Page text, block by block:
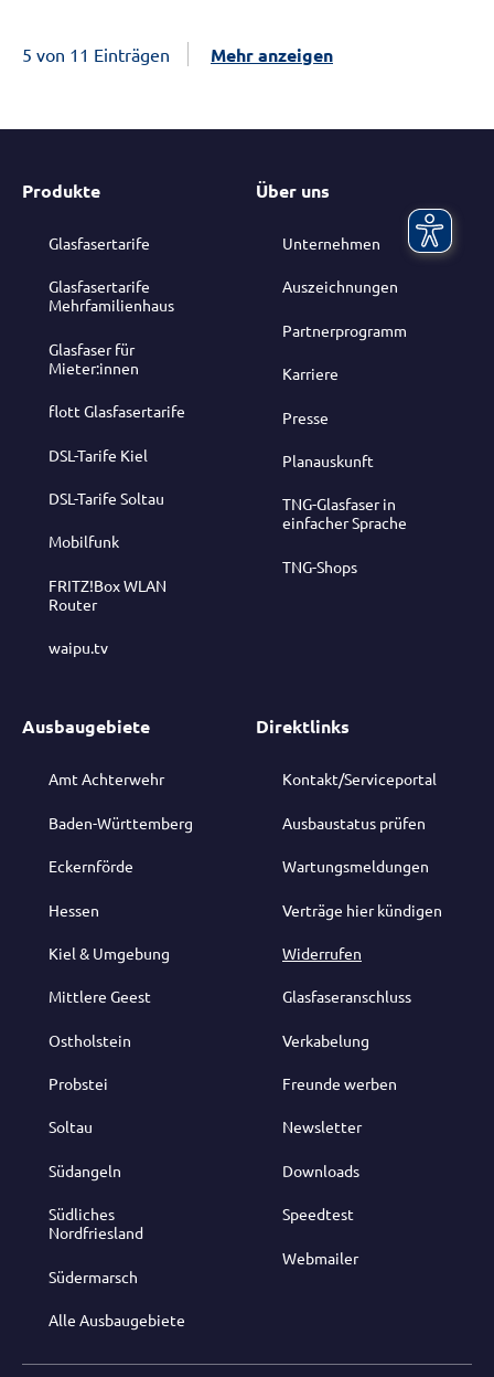
5 von 11 Einträgen Mehr anzeigen
Produkte
Glasfasertarife
Glasfasertarife
Mehrfamilienhaus
Glasfaser für
Mieter:innen
flott Glasfasertarife
DSL-Tarife Kiel
DSL-Tarife Soltau
Mobilfunk
FRITZ!Box WLAN
Router
waipu.tv
Über uns
Unternehmen
Auszeichnungen
Partnerprogramm
Karriere
Presse
Planauskunft
TNG-Glasfaser in
einfacher Sprache
TNG-Shops
Ausbaugebiete
Amt Achterwehr
Baden-Württemberg
Eckernförde
Hessen
Kiel & Umgebung
Mittlere Geest
Ostholstein
Probstei
Soltau
Südangeln
Südliches
Nordfriesland
Südermarsch
Alle Ausbaugebiete
Direktlinks
Kontakt/Serviceportal
Ausbaustatus prüfen
Wartungsmeldungen
Verträge hier kündigen
Widerrufen
Glasfaseranschluss
Verkabelung
Freunde werben
Newsletter
Downloads
Speedtest
Webmailer